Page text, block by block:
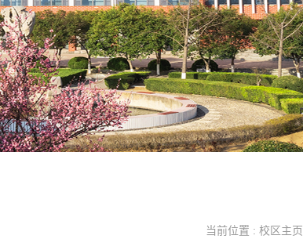
当前位置 : 校区主页